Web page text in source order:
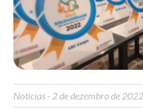
Mapa Ilustrado
Fauna e Flora
Aranhas
Palmeira Juçara
Notícias - 2 de dezembro de 2022